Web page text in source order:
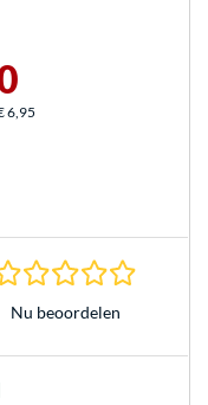
6,95
Nu beoordelen